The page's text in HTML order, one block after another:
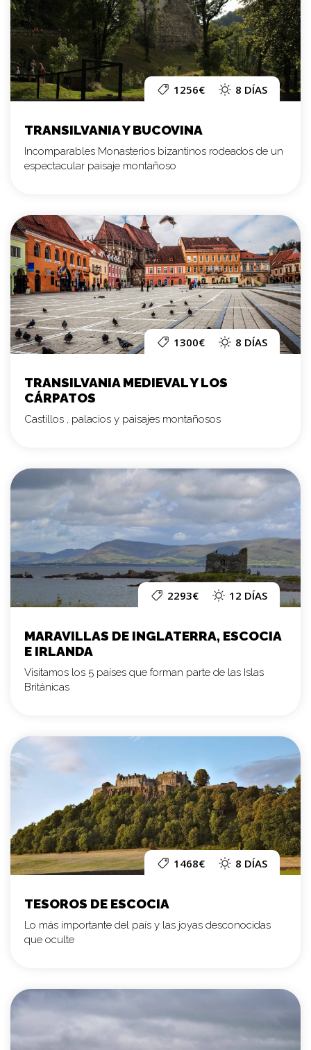
1256€ 8 DÍAS
TRANSILVANIA Y BUCOVINA
Incomparables Monasterios bizantinos rodeados de un
espectacular paisaje montañoso
1300€ 8 DÍAS
TRANSILVANIA MEDIEVAL Y LOS
CÁRPATOS
Castillos , palacios y paisajes montañosos
2293€ 12 DÍAS
MARAVILLAS DE INGLATERRA, ESCOCIA
E IRLANDA
Visitamos los 5 países que forman parte de las Islas
Británicas
1468€ 8 DÍAS
TESOROS DE ESCOCIA
Lo más importante del país y las joyas desconocidas
que oculte